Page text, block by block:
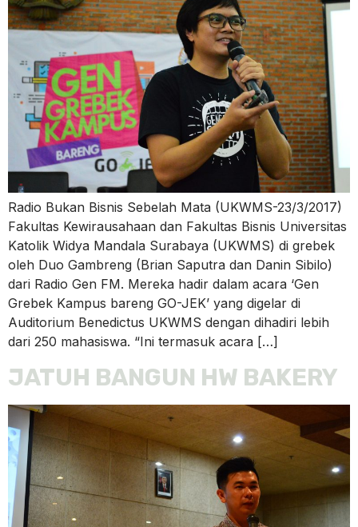
Radio Bukan Bisnis Sebelah Mata (UKWMS-23/3/2017)
Fakultas Kewirausahaan dan Fakultas Bisnis Universitas
Katolik Widya Mandala Surabaya (UKWMS) di grebek
oleh Duo Gambreng (Brian Saputra dan Danin Sibilo)
dari Radio Gen FM. Mereka hadir dalam acara ‘Gen
Grebek Kampus bareng GO-JEK’ yang digelar di
Auditorium Benedictus UKWMS dengan dihadiri lebih
dari 250 mahasiswa. “Ini termasuk acara […]
JATUH BANGUN HW BAKERY